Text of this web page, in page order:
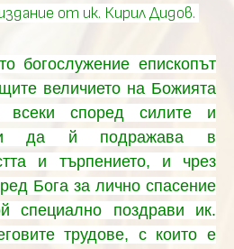
от ик. Кирил Дидов.
богослужение епископът
величието на Божията
според силите и
си да й подражава в
и търпението, и чрез
Бога за лично спасение
специално поздрави ик.
трудове, с които е